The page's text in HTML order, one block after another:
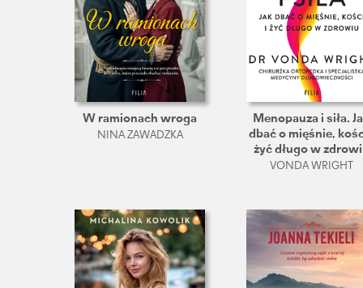
W ramionach wroga
NINA ZAWADZKA
Menopauza i siła.
dbać o mięśnie,
żyć długo w
VONDA WRIGHT